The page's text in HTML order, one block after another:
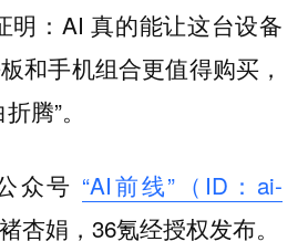
明：AI 真的能让这台设备
和手机组合更值得购买，
腾”。
众号 “AI前线”（ID：ai-
杏娟，36氪经授权发布。